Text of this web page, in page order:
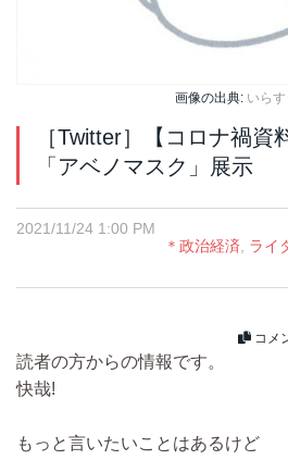
画像の出典: いら
［Twitter］【コロナ禍
「アベノマスク」展示
2021/11/24 1:00 PM
＊政治経済, ライ
コメ
読者の方からの情報です。
快哉!
もっと言いたいことはあるけど